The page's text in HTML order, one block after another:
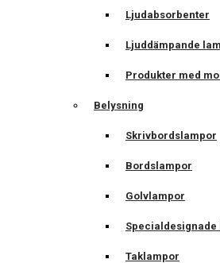
Ljudabsorbenter
Ljuddämpande
Produkter med
Belysning
Skrivbordslampor
Bordslampor
Golvlampor
Specialdesignade
Taklampor